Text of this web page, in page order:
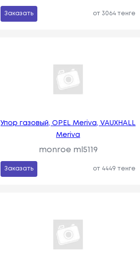
Заказать от 3064 тенге
Упор газовый, OPEL Meriva, VAUXHALL
Meriva
monroe ml5119
Заказать от 4449 тенге